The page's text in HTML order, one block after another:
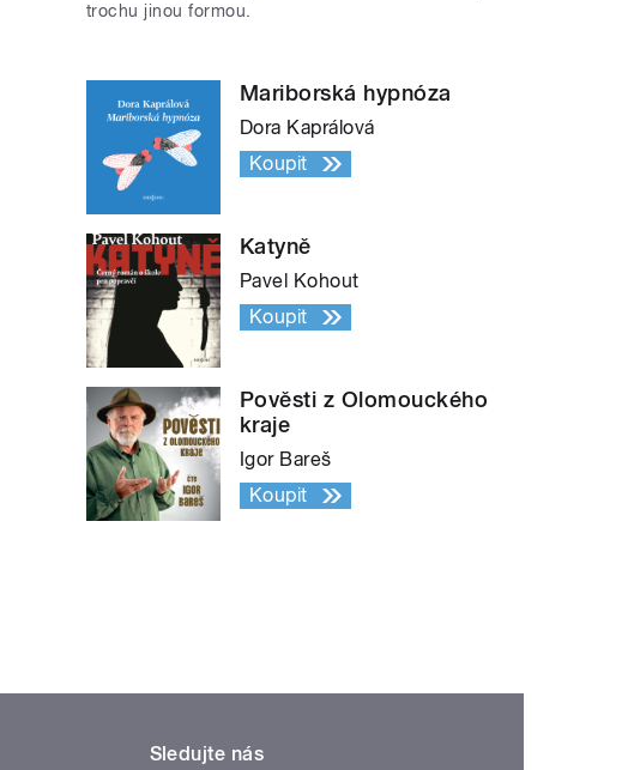
trochu jinou formou.
Mariborská hypnóza
Dora Kaprálová
Koupit
Katyně
Pavel Kohout
Koupit
Pověsti z Olomouckého
kraje
Igor Bareš
Koupit
Sledujte nás